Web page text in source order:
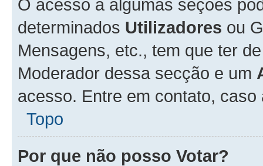
O acesso a algumas seções
determinados Utilizadores ou
Mensagens, etc., tem que ter
Moderador dessa secção e um
acesso. Entre em contato,
Topo
Por que não posso Votar?